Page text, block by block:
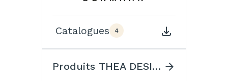
Catalogues 4
Produits THEA DESIGN